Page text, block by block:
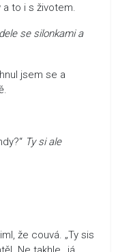
to i s životem.
se silonkami a
jsem se a
Ty si ale
že couvá. „Ty sis